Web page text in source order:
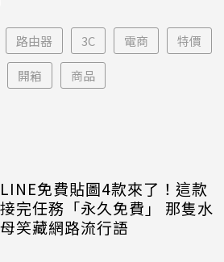
路由器 3C 電商 特價
開箱 商品
LINE免費貼圖4款來了！這款
接完任務「永久免費」 那隻水
母笑藏網路流行語